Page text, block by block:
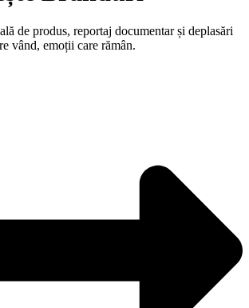
de produs, reportaj documentar și deplasări
vând, emoții care rămân.